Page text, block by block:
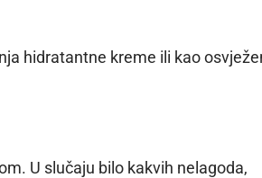
hidratantne kreme ili kao
U slučaju bilo kakvih nelagoda,